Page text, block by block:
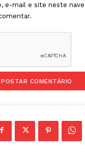
e-mail e site neste